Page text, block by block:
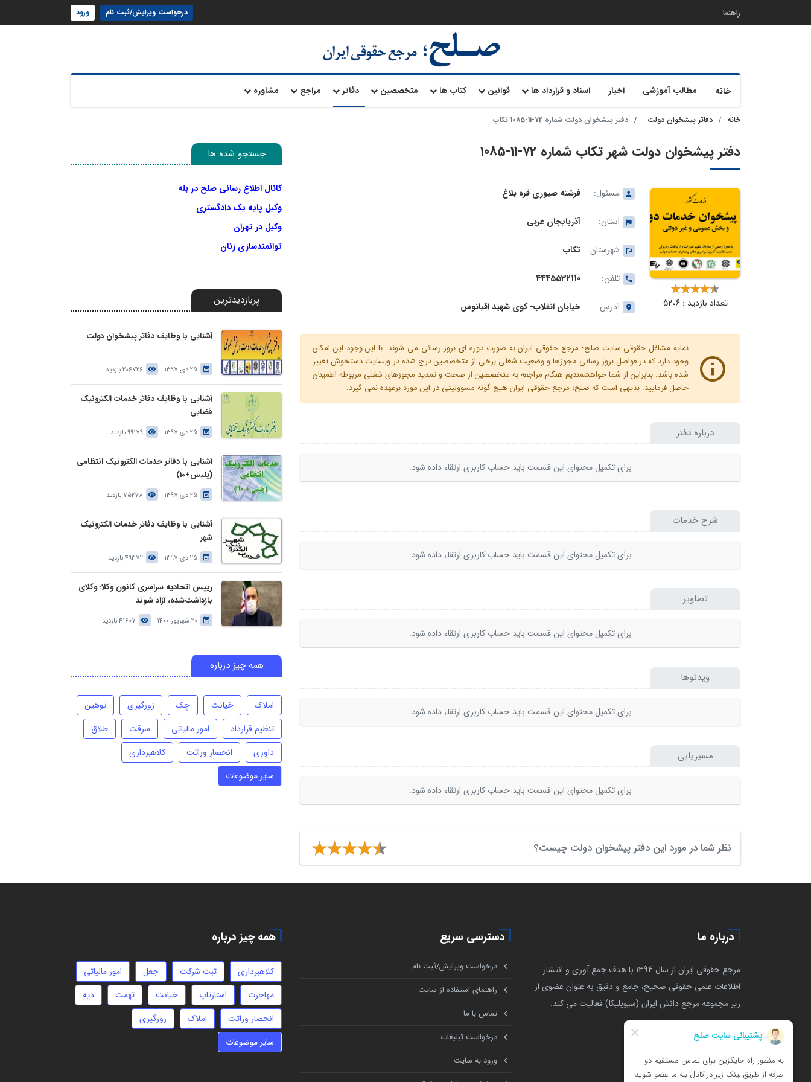
راهنما درخواست ویرایش/ثبت نام ورود
خانه مطالب آموزشی اخبار اسناد و قرارداد ها قوانین کتاب ها متخصصین دفاتر مراجع مشاوره
خانه دفاتر پیشخوان دولت دفتر پیشخوان دولت شماره 72-11-1085 تکاب
دفتر پیشخوان دولت شهر تکاب شماره 72-11-1085
تعداد بازدید : 5206
مسئول: فرشته صبوری قره بلاغ
استان: آذربایجان غربی
شهرستان: تکاب
تلفن: 4445532110
آدرس: خیابان انقلاب- کوی شهید اقیانوس
نمایه مشاغل حقوقی سایت صلح؛ مرجع حقوقی ایران به صورت دوره ای بروز رسانی می شوند. با این وجود این امکان
وجود دارد که در فواصل بروز رسانی مجوزها و وضعیت شغلی برخی از متخصصین درج شده در وبسایت دستخوش تغییر
شده باشد. بنابراین از شما خواهشمندیم هنگام مراجعه به متخصصین از صحت و تمدید مجوزهای شغلی مربوطه اطمینان
حاصل فرمایید. بدیهی است که صلح؛ مرجع حقوقی ایران هیچ گونه مسوولیتی در این مورد برعهده نمی گیرد.
درباره دفتر
برای تکمیل محتوای این قسمت باید حساب کاربری ارتقاء داده شود.
شرح خدمات
برای تکمیل محتوای این قسمت باید حساب کاربری ارتقاء داده شود.
تصاویر
برای تکمیل محتوای این قسمت باید حساب کاربری ارتقاء داده شود.
ویدئوها
برای تکمیل محتوای این قسمت باید حساب کاربری ارتقاء داده شود.
مسیریابی
برای تکمیل محتوای این قسمت باید حساب کاربری ارتقاء داده شود.
نظر شما در مورد این دفتر پیشخوان دولت چیست؟
جستجو شده ها
کانال اطلاع رسانی صلح در بله
وکیل پایه یک دادگستری
وکیل در تهران
توانمندسازی زنان
پربازدیدترین
آشنایی با وظایف دفاتر پیشخوان دولت
25 دی 1397 206726 بازدید
آشنایی با وظایف دفاتر خدمات الکترونیک
قضایی
25 دی 1397 99179 بازدید
آشنایی با دفاتر خدمات الکترونیک انتظامی
(پلیس+10)
25 دی 1397 75278 بازدید
آشنایی با وظایف دفاتر خدمات الکترونیک
شهر
25 دی 1397 49372 بازدید
رییس اتحادیه سراسری کانون وکلا: وکلای
بازداشت‌شده، آزاد شوند
20 شهریور 1400 41607 بازدید
همه چیز درباره
املاک خیانت چک زورگیری
توهین
تنظیم قرارداد
امور مالیاتی سرقت
طلاق
داوری
انحصار وراثت
کلاهبرداری
سایر موضوعات
درباره ما
مرجع حقوقی ایران از سال 1394 با هدف جمع آوری و انتشار
اطلاعات علمی حقوقی صحیح، جامع و دقیق به عنوان عضوی از
زیر مجموعه مرجع دانش ایران (سیویلیکا) فعالیت می کند.
دسترسی سریع
درخواست ویرایش/ثبت نام
راهنمای استفاده از سایت
تماس با ما
درخواست تبلیغات
ورود به سایت
همه چیز درباره
کلاهبرداری ثبت شرکت جعل
امور مالیاتی
مهاجرت
استارتاپ خیانت تهمت
دیه
انحصار وراثت
املاک
زورگیری
سایر موضوعات